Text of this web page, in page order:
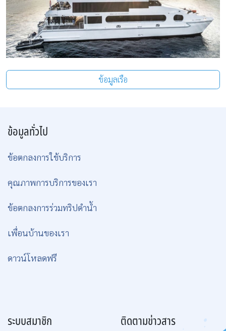
ข้อมูลเรือ
ข้อมูลทั่วไป
ข้อตกลงการใช้บริการ
คุณภาพการบริการของเรา
ข้อตกลงการร่วมทริปดำน้ำ
เพื่อนบ้านของเรา
ดาวน์โหลดฟรี
ระบบสมาชิก ติดตามข่าวสาร